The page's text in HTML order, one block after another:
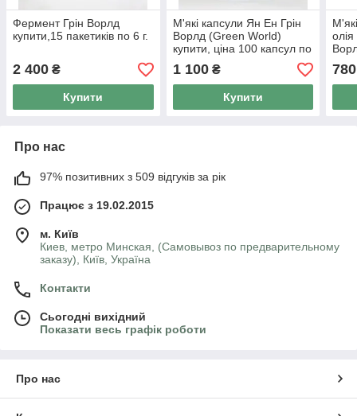
Фермент Грін Ворлд
купити,15 пакетиків по 6 г.
2 400 ₴
Купити
М'які капсули Ян Ен Грін
Ворлд (Green World)
купити, ціна 100 капсул по
800 мг
1 100₴
Купити
мг-
780
Про нас
97% позитивних з 509 відгуків за рік
Працює з 19.02.2015
м. Київ
Киев, метро Минская, (Самовывоз по предварительному
заказу), Київ, Україна
Контакти
Сьогодні вихідний
Показати весь графік роботи
Про нас